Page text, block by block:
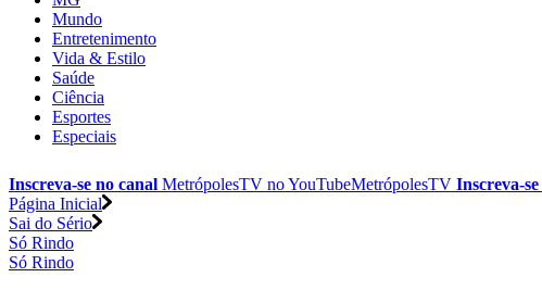
Mundo
Entretenimento
Vida & Estilo
Saúde
Ciência
Esportes
Especiais
Inscreva-se no canal MetrópolesTV noYouTubeMetrópolesTV Inscreva-se
Página Inicial
Sai do Sério
Só Rindo
Só Rindo